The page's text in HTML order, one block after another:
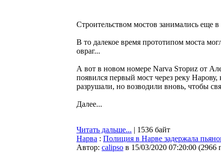
Строительством мостов занимались еще
В то далекое время прототипом моста
овраг...
А вот в новом номере Narva Sториz от
появился первый мост через реку
разрушали, но возводили вновь, чтобы
Далее...
Читать дальше... | 1536 байт
Нарва : Полиция в Нарве задержала
Автор: calipso в 15/03/2020 07:20:00 (2966